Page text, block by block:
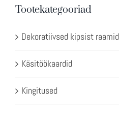
Tootekategooriad
Dekoratiivsed kipsist raamid
Käsitöökaardid
Kingitused